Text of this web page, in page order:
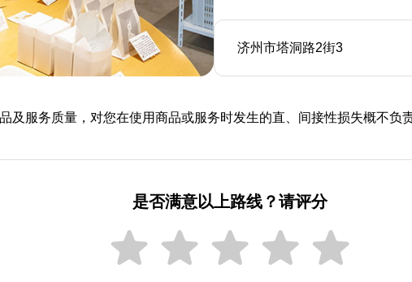
济州市塔洞路2街3
及服务质量，对您在使用商品或服务时发生的直、间接性损失概不负
是否满意以上路线？请评分